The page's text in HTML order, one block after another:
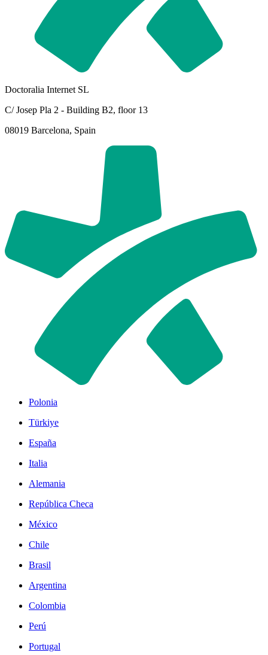
Doctoralia Internet SL
C/ Josep Pla 2 - Building B2, floor 13
08019 Barcelona, Spain
Polonia
Türkiye
España
Italia
Alemania
República Checa
México
Chile
Brasil
Argentina
Colombia
Perú
Portugal